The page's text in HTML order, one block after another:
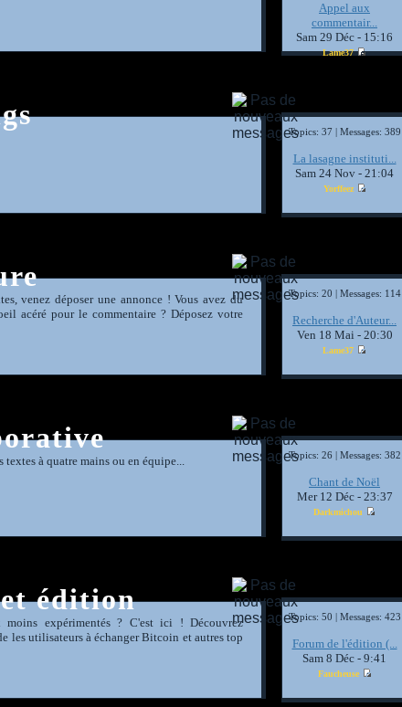
Appel aux
commentair...
Sam 29 Déc - 15:16
Lame37
Topics: 37 | Messages: 389
La lasagne instituti...
Sam 24 Nov - 21:04
Yorffeez
venez déposer une annonce ! Vous avez du
acéré pour le commentaire ? Déposez votre
Topics: 20 | Messages: 114
Recherche d'Auteur...
Ven 18 Mai - 20:30
Lame37
à quatre mains ou en équipe... Topics: 26 | Messages: 382
Chant de Noël
Mer 12 Déc - 23:37
Darkmichou
édition
expérimentés ? C'est ici ! Découvrez
les utilisateurs à échanger Bitcoin et autres top
Topics: 50 | Messages: 423
Forum de l'édition (...
Sam 8 Déc - 9:41
Faucheuse